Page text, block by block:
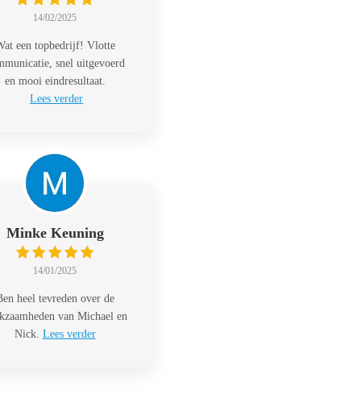
14/02/2025
een topbedrijf! Vlotte
snel uitgevoerd
en mooi eindresultaat.
Lees verder
Minke Keuning
14/01/2025
heel tevreden over de
van Michael en
Nick. Lees verder